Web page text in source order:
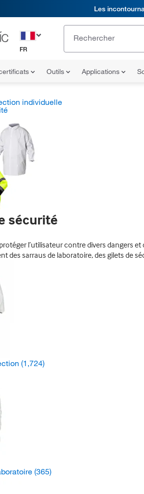
Les
FR
Outils Applications
individuelle
sécurité
l’utilisateur contre divers dangers
des sarraus de laboratoire, des gilets de
(1,724)
(365)